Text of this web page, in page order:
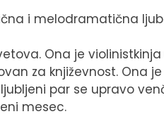
i melodramatična
Ona je
za književnost. Ona
par se upravo
mesec.